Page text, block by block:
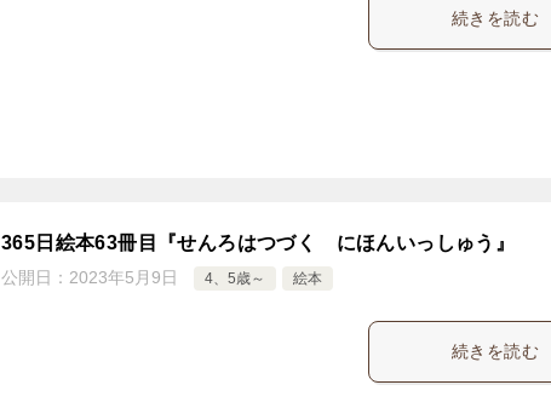
続きを読む
365日絵本63冊目『せんろはつづく にほんいっしゅう』
公開日： 2023年5月9日 4、5歳～ 絵本
続きを読む